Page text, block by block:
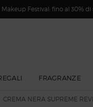
Makeup Festival: fino al 30%
FRAGRANZE
CREMA NERA SUPREME